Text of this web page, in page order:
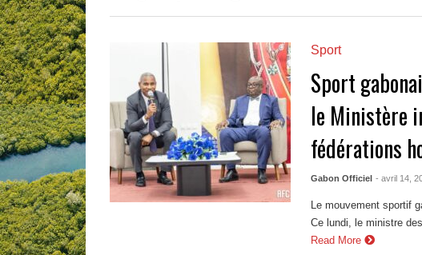
Sport
Sport
le Ministère
fédérations
Gabon Officiel - avril 14,
Le mouvement sportif
Ce lundi, le ministre
Read More